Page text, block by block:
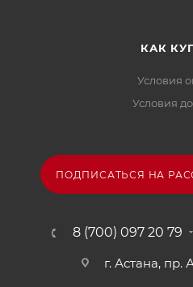
КАК
Условия
Условия
ПОДПИСАТЬСЯ НА
8 (700) 097 20 79
г. Астана, пр.